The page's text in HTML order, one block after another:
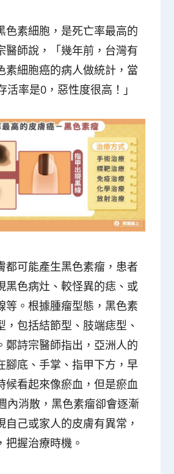
色素細胞，是死亡率最高的
醫師說，「幾年前，台灣有
素細胞癌的病人做統計，當
活率是0，惡性度很高！」
都可能產生黑色素瘤，患者
黑色病灶、較怪異的痣、或
等。根據腫瘤型態，黑色素
，包括結節型、肢端痣型、
鄭詩宗醫師指出，亞洲人的
腳底、手掌、指甲下方，早
候看起來像瘀血，但是瘀血
內消散，黑色素瘤卻會逐漸
自己或家人的皮膚有異常，
把握治療時機。